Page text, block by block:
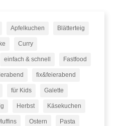
Apfelkuchen Blätterteig
Curry
einfach & schnell Fastfood
fix&feierabend
für Kids Galette
Herbst Käsekuchen
Ostern Pasta